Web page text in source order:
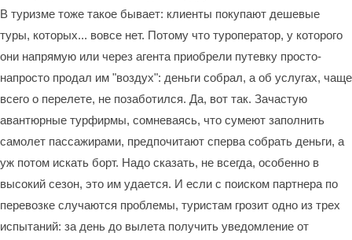
В туризме тоже такое бывает: клиенты покупают дешевые
туры, которых... вовсе нет. Потому что туроператор, у которого
они напрямую или через агента приобрели путевку просто-
напросто продал им "воздух": деньги собрал, а об услугах, чаще
всего о перелете, не позаботился. Да, вот так. Зачастую
авантюрные турфирмы, сомневаясь, что сумеют заполнить
самолет пассажирами, предпочитают сперва собрать деньги, а
уж потом искать борт. Надо сказать, не всегда, особенно в
высокий сезон, это им удается. И если с поиском партнера по
перевозке случаются проблемы, туристам грозит одно из трех
испытаний: за день до вылета получить уведомление от